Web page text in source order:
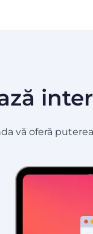
vă oferă